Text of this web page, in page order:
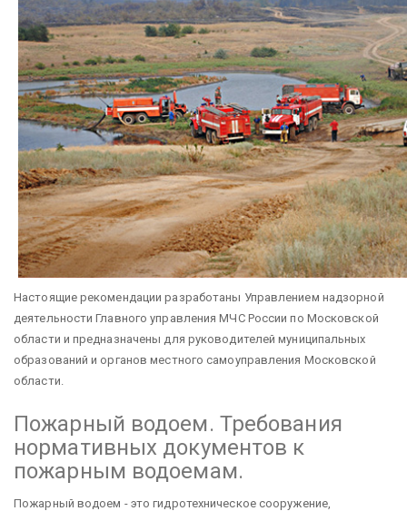
Настоящие рекомендации разработаны Управлением надзорной
деятельности Главного управления МЧС России по Московской
области и предназначены для руководителей муниципальных
образований и органов местного самоуправления Московской
области.
Пожарный водоем. Требования
нормативных документов к
пожарным водоемам.
Пожарный водоем - это гидротехническое сооружение,